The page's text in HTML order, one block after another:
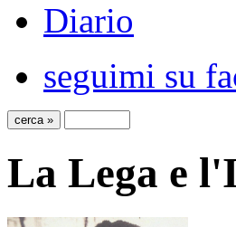
Diario
seguimi su
La Lega e